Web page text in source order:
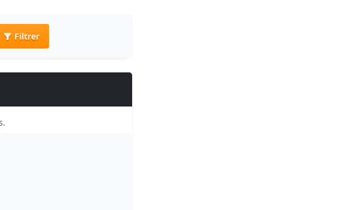
Filtrer